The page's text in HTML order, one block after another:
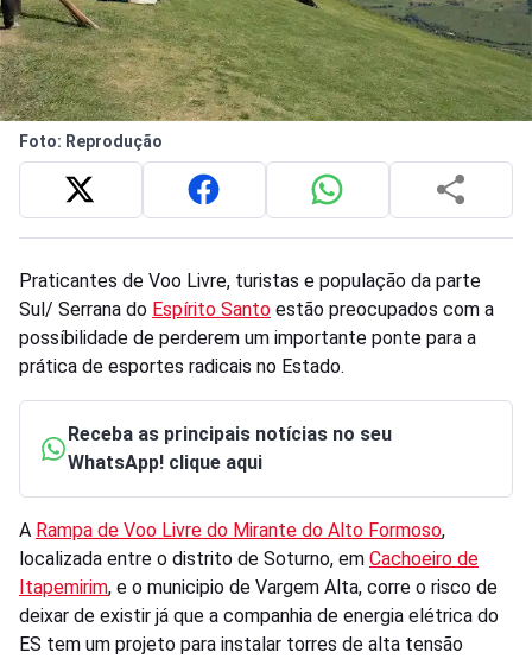
Foto: Reprodução
Praticantes de Voo Livre, turistas e população da parte
Sul/ Serrana do Espírito Santo estão preocupados com a
possíbilidade de perderem um importante ponte para a
prática de esportes radicais no Estado.
Receba as principais notícias no seu
WhatsApp! clique aqui
A Rampa de Voo Livre do Mirante do Alto Formoso,
localizada entre o distrito de Soturno, em Cachoeiro de
Itapemirim, e o municipio de Vargem Alta, corre o risco de
deixar de existir já que a companhia de energia elétrica do
ES tem um projeto para instalar torres de alta tensão